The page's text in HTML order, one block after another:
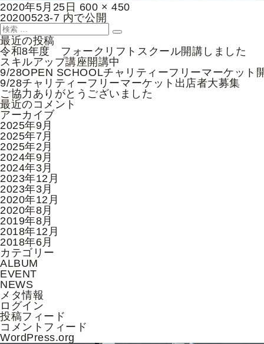
投
稿
日:
2020年5月25日 フ
ル
イ
ズ
600 × 450
投
稿
ナ
ビ
ゲ
ー
シ
ョ
ン
20200523-7 内で公開
検
索:
検
索
最近の投稿
令和8年度 フォークリフトスクール開講しました
スキルアップ講座開講中
9/28OPEN SCHOOLチャリティーフリーマーケット
9/28チャリティーフリーマーケット出店者大募集
ご協力ありがとうございました
最近のコメント
アーカイブ
2025年9月
2025年7月
2025年2月
2024年9月
2024年3月
2023年12月
2023年3月
2020年12月
2020年8月
2019年8月
2018年12月
2018年6月
カテゴリー
ALBUM
EVENT
NEWS
メタ情報
ログイン
投稿フィード
コメントフィード
WordPress.org